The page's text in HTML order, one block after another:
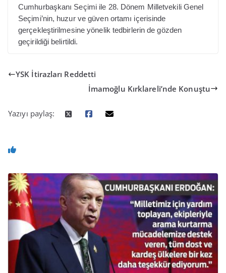
Cumhurbaşkanı Seçimi ile 28. Dönem Milletvekili Genel
Seçimi’nin, huzur ve güven ortamı içerisinde
gerçekleştirilmesine yönelik tedbirlerin de gözden
geçirildiği belirtildi.
YSK İtirazları Reddetti
İmamoğlu Kırklareli’nde Konuştu
Yazıyı paylaş: